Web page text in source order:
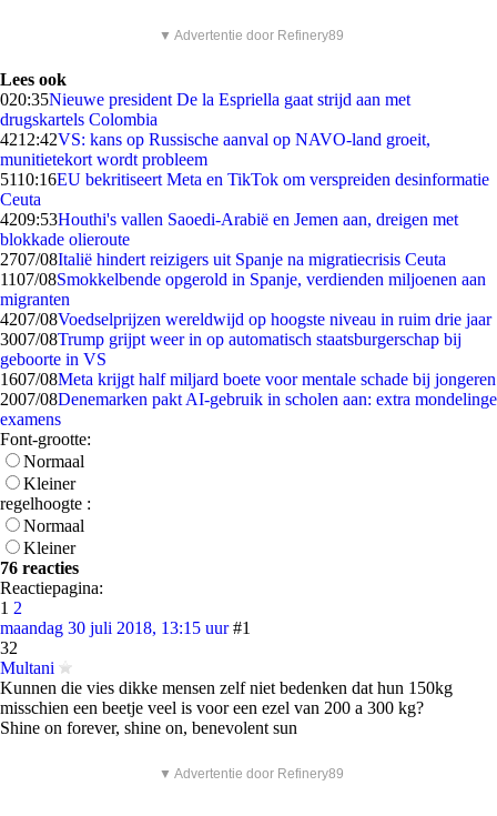
▼ Advertentie door Refinery89
Lees ook
020:35Nieuwe president De la Espriella gaat strijd aan met
drugskartels Colombia
4212:42VS: kans op Russische aanval op NAVO-land groeit,
munitietekort wordt probleem
5110:16EU bekritiseert Meta en TikTok om verspreiden desinformatie
Ceuta
4209:53Houthi's vallen Saoedi-Arabië en Jemen aan, dreigen met
blokkade olieroute
2707/08Italië hindert reizigers uit Spanje na migratiecrisis Ceuta
1107/08Smokkelbende opgerold in Spanje, verdienden miljoenen aan
migranten
4207/08Voedselprijzen wereldwijd op hoogste niveau in ruim drie jaar
3007/08Trump grijpt weer in op automatisch staatsburgerschap bij
geboorte in VS
1607/08Meta krijgt half miljard boete voor mentale schade bij jongeren
2007/08Denemarken pakt AI-gebruik in scholen aan: extra mondelinge
examens
Font-grootte:
Normaal
Kleiner
regelhoogte :
Normaal
Kleiner
76 reacties
Reactiepagina:
1 2
maandag 30 juli 2018, 13:15 uur #1
32
Multani
Kunnen die vies dikke mensen zelf niet bedenken dat hun 150kg
misschien een beetje veel is voor een ezel van 200 a 300 kg?
Shine on forever, shine on, benevolent sun
▼ Advertentie door Refinery89